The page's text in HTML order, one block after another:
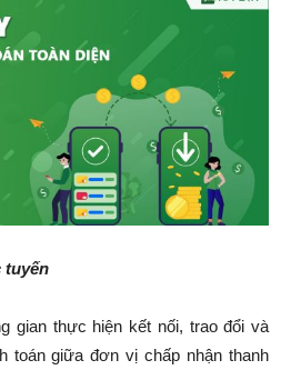
tuyến
gian thực hiện kết nối, trao đổi và
toán giữa đơn vị chấp nhận thanh